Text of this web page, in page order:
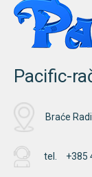
Pacific-
Braće
tel. +385